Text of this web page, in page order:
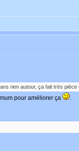
rien autour, ça fait très
pour améliorer ça .